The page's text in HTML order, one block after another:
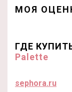
МОЯ
ГДЕ
Palette
sephora.ru